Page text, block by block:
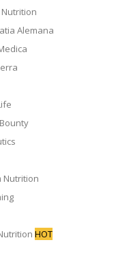
Alemana
Nutrition
HOT